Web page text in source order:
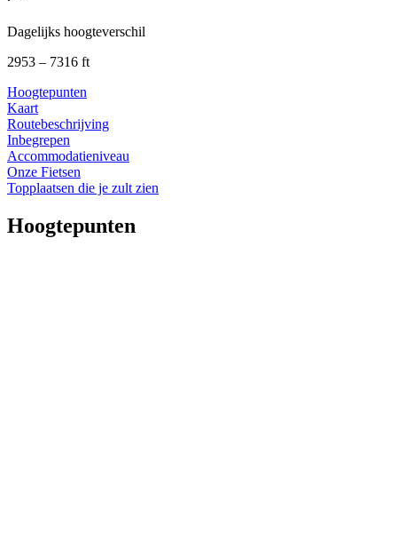
Dagelijks hoogteverschil
2953 – 7316 ft
Hoogtepunten
Kaart
Routebeschrijving
Inbegrepen
Accommodatieniveau
Onze Fietsen
Topplaatsen die je zult zien
Hoogtepunten